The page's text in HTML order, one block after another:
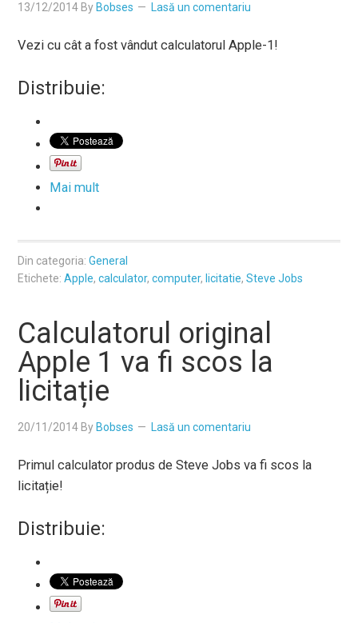
13/12/2014 By Bobses Lasă un comentariu
Vezi cu cât a fost vândut calculatorul Apple-1!
Distribuie:
Mai mult
Din categoria:General
Etichete:Apple,calculator,computer, licitatie,Steve Jobs
Calculatorul original
Apple 1 va fi scos la
licitație
20/11/2014 By Bobses Lasă un comentariu
Primul calculator produs de Steve Jobs va fi scos la
licitație!
Distribuie: